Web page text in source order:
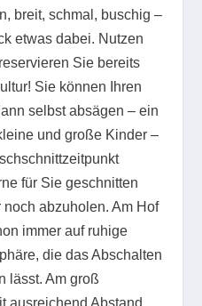
breit, schmal, buschig –
etwas dabei. Nutzen
Sie bereits
Sie können Ihren
selbst absägen – ein
und große Kinder –
für Sie geschnitten
abzuholen. Am Hof
immer auf ruhige
die das Abschalten
lässt. Am groß
ausreichend Abstand